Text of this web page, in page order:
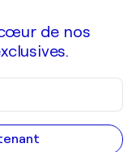
de nos